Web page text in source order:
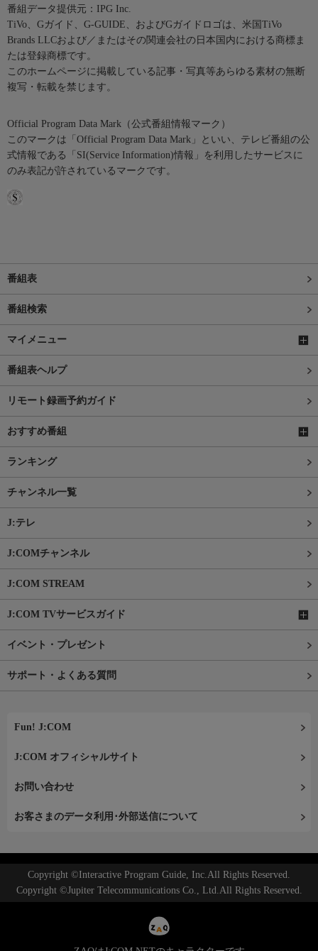
番組データ提供元：IPG Inc.
TiVo、Gガイド、G-GUIDE、およびGガイドロゴは、米国TiVo
Brands LLCおよび／またはその関連会社の日本国内における商標ま
たは登録商標です。
このホームページに掲載している記事・写真等あらゆる素材の無断
複写・転載を禁じます。
Official Program Data Mark（公式番組情報マーク）
このマークは「Official Program Data Mark」といい、テレビ番組の公
式情報である「SI(Service Information)情報」を利用したサービスに
のみ表記が許されているマークです。
番組表
番組検索
マイメニュー
番組表ヘルプ
リモート録画予約ガイド
おすすめ番組
ランキング
チャンネル一覧
J:テレ
J:COMチャンネル
J:COM STREAM
J:COM TVサービスガイド
イベント・プレゼント
サポート・よくある質問
Fun! J:COM
J:COM オフィシャルサイト
お問い合わせ
お客さまのデータ利用･外部送信について
Copyright ©Interactive Program Guide, Inc.All Rights Reserved.
Copyright ©Jupiter Telecommunications Co., Ltd.All Rights Reserved.